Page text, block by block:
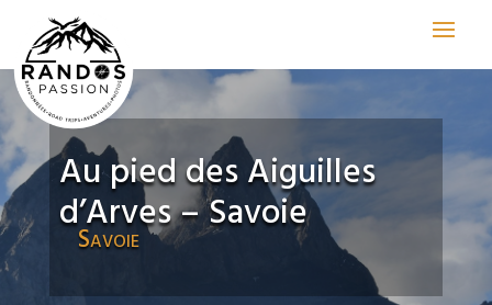
Au pied des Aiguilles
d’Arves – Savoie
Savoie